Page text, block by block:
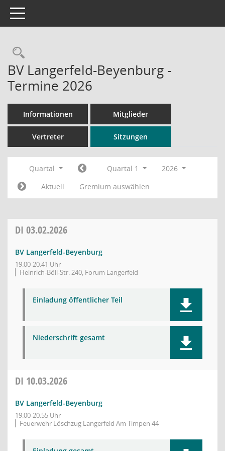
Toggle navigation
Rechercheauswahl
BV Langerfeld-Beyenburg -
Termine 2026
Informationen Mitglieder
Vertreter Sitzungen
Quartal Quartal 1
2026
Aktuell
Gremium auswählen
DI 03.02.2026
BV Langerfeld-Beyenburg
19:00-20:41 Uhr
Heinrich-Böll-Str. 240, Forum Langerfeld
Einladung öffentlicher Teil
Niederschrift gesamt
DI 10.03.2026
BV Langerfeld-Beyenburg
19:00-20:55 Uhr
Feuerwehr Löschzug Langerfeld Am Timpen 44